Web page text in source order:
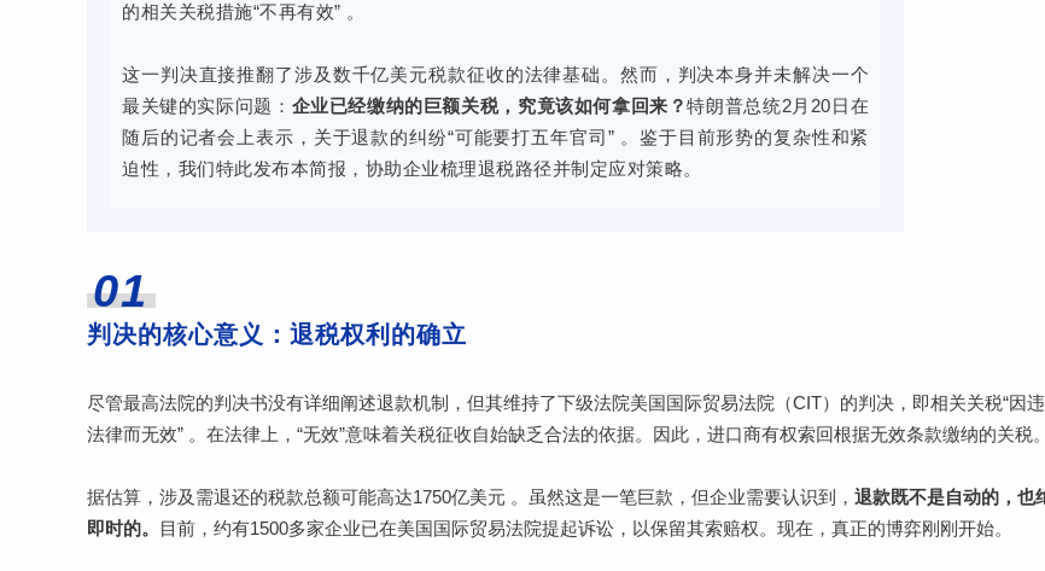
的相关关税措施“不再有效” 。
这一判决直接推翻了涉及数千亿美元税款征收的法律基础。然而，判决本身并未解决一个
最关键的实际问题： 企业已经缴纳的巨额关税，究竟该如何拿回来？特朗普总统2月20日在
随后的记者会上表示，关于退款的纠纷“可能要打五年官司” 。鉴于目前形势的复杂性和紧
迫性，我们特此发布本简报，协助企业梳理退税路径并制定应对策略。
01
判决的核心意义：退税权利的确立
尽管最高法院的判决书没有详细阐述退款机制，但其维持了下级法院美国国际贸易法院（CIT）的判决，即相关关税“因
法律而无效” 。在法律上，“无效”意味着关税征收自始缺乏合法的依据。因此，进口商有权索回根据无效条款缴纳的关税。
据估算，涉及需退还的税款总额可能高达1750亿美元 。虽然这是一笔巨款，但企业需要认识到， 退款既不是自动的，也
即时的。
目前，约有1500多家企业已在美国国际贸易法院提起诉讼，以保留其索赔权。现在，真正的博弈刚刚开始。